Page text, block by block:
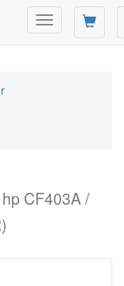
Navigation
umschalten
CF403A /